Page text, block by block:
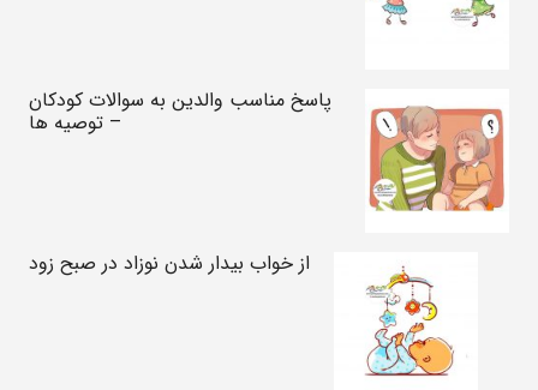
پاسخ مناسب والدین به سوالات کودکان
– توصیه ها
از خواب بیدار شدن نوزاد در صبح زود